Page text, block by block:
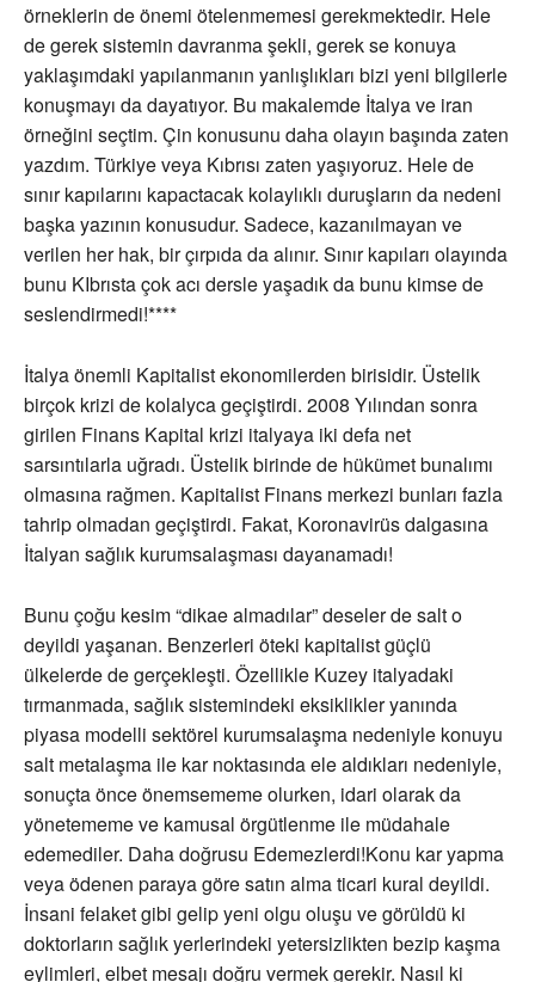
örneklerin de önemi ötelenmemesi gerekmektedir. Hele
de gerek sistemin davranma şekli, gerek se konuya
yaklaşımdaki yapılanmanın yanlışlıkları bizi yeni bilgilerle
konuşmayı da dayatıyor. Bu makalemde İtalya ve iran
örneğini seçtim. Çin konusunu daha olayın başında zaten
yazdım. Türkiye veya Kıbrısı zaten yaşıyoruz. Hele de
sınır kapılarını kapactacak kolaylıklı duruşların da nedeni
başka yazının konusudur. Sadece, kazanılmayan ve
verilen her hak, bir çırpıda da alınır. Sınır kapıları olayında
bunu KIbrısta çok acı dersle yaşadık da bunu kimse de
seslendirmedi!****
İtalya önemli Kapitalist ekonomilerden birisidir. Üstelik
birçok krizi de kolalyca geçiştirdi. 2008 Yılından sonra
girilen Finans Kapital krizi italyaya iki defa net
sarsıntılarla uğradı. Üstelik birinde de hükümet bunalımı
olmasına rağmen. Kapitalist Finans merkezi bunları fazla
tahrip olmadan geçiştirdi. Fakat, Koronavirüs dalgasına
İtalyan sağlık kurumsalaşması dayanamadı!
Bunu çoğu kesim “dikae almadılar” deseler de salt o
deyildi yaşanan. Benzerleri öteki kapitalist güçlü
ülkelerde de gerçekleşti. Özellikle Kuzey italyadaki
tırmanmada, sağlık sistemindeki eksiklikler yanında
piyasa modelli sektörel kurumsalaşma nedeniyle konuyu
salt metalaşma ile kar noktasında ele aldıkları nedeniyle,
sonuçta önce önemsememe olurken, idari olarak da
yönetememe ve kamusal örgütlenme ile müdahale
edemediler. Daha doğrusu Edemezlerdi!Konu kar yapma
veya ödenen paraya göre satın alma ticari kural deyildi.
İnsani felaket gibi gelip yeni olgu oluşu ve görüldü ki
doktorların sağlık yerlerindeki yetersizlikten bezip kaşma
eylimleri, elbet mesajı doğru vermek gerekir. Nasıl ki